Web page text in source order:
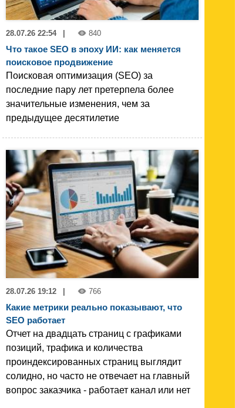
28.07.26 22:54 | 840
Что такое SEO в эпоху ИИ: как меняется
поисковое продвижение
Поисковая оптимизация (SEO) за
последние пару лет претерпела более
значительные изменения, чем за
предыдущее десятилетие
28.07.26 19:12 766
Какие метрики реально показывают, что
SEO работает
Отчет на двадцать страниц с графиками
позиций, трафика и количества
проиндексированных страниц выглядит
солидно, но часто не отвечает на главный
вопрос заказчика - работает канал или нет